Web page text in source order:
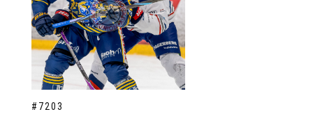
#7203